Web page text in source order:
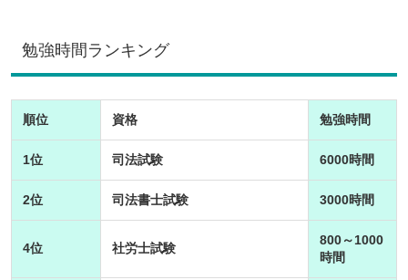
勉強時間ランキング
順位 資格 勉強時間
1位 司法試験 6000時間
2位 司法書士試験 3000時間
4位 社労士試験
800～1000
時間